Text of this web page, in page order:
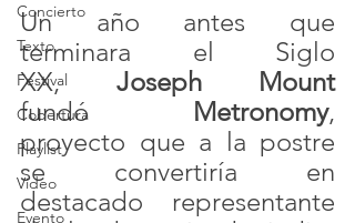
Concierto
Texto
Festival
Cobertura
Playlist
Video
Evento
Un año antes que
terminara el Siglo
XX, Joseph Mount
fundó Metronomy,
proyecto que a la postre
se convertiría en
destacado representante